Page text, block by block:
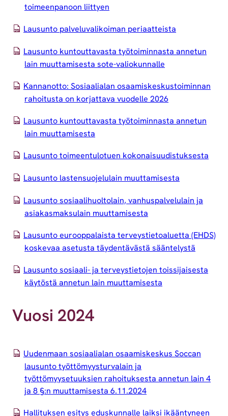
toimeenpanoon liittyen
Lausunto palveluvalikoiman periaatteista
Lausunto kuntouttavasta työtoiminnasta annetun
lain muuttamisesta sote-valiokunnalle
Kannanotto: Sosiaalialan osaamiskeskustoiminnan
rahoitusta on korjattava vuodelle 2026
Lausunto kuntouttavasta työtoiminnasta annetun
lain muuttamisesta
Lausunto toimeentulotuen kokonaisuudistuksesta
Lausunto lastensuojelulain muuttamisesta
Lausunto sosiaalihuoltolain, vanhuspalvelulain ja
asiakasmaksulain muuttamisesta
Lausunto eurooppalaista terveystietoaluetta (EHDS)
koskevaa asetusta täydentävästä sääntelystä
Lausunto sosiaali- ja terveystietojen toissijaisesta
käytöstä annetun lain muuttamisesta
Vuosi 2024
Uudenmaan sosiaalialan osaamiskeskus Soccan
lausunto työttömyysturvalain ja
työttömyysetuuksien rahoituksesta annetun lain 4
ja 8 §:n muuttamisesta 6.11.2024
Hallituksen esitys eduskunnalle laiksi ikääntyneen